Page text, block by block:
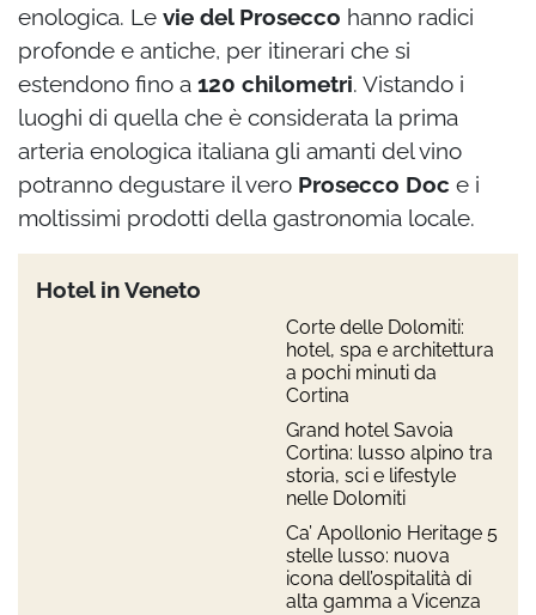
enologica. Le vie del Prosecco hanno radici
profonde e antiche, per itinerari che si
estendono fino a 120 chilometri. Vistando i
luoghi di quella che è considerata la prima
arteria enologica italiana gli amanti del vino
potranno degustare il vero Prosecco Doc e i
moltissimi prodotti della gastronomia locale.
Hotel in Veneto
Corte delle Dolomiti:
hotel, spa e architettura
a pochi minuti da
Cortina
Grand hotel Savoia
Cortina: lusso alpino tra
storia, sci e lifestyle
nelle Dolomiti
Ca’ Apollonio Heritage 5
stelle lusso: nuova
icona dell’ospitalità di
alta gamma a Vicenza